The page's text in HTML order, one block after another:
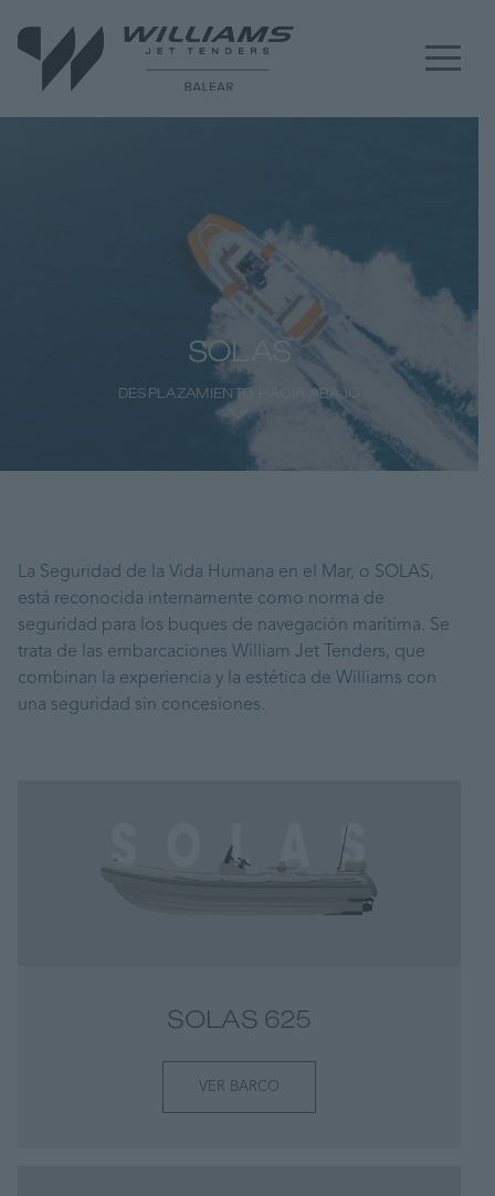
SOLAS
DESPLAZAMIENTO HACIA ABAJO
La Seguridad de la Vida Humana en el Mar, o SOLAS,
está reconocida internamente como norma de
seguridad para los buques de navegación marítima. Se
trata de las embarcaciones William Jet Tenders, que
combinan la experiencia y la estética de Williams con
una seguridad sin concesiones.
SOLAS 625
VER BARCO